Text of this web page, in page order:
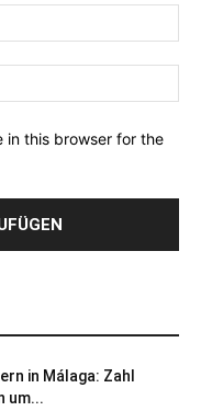
in this browser for the
in Málaga: Zahl
um...